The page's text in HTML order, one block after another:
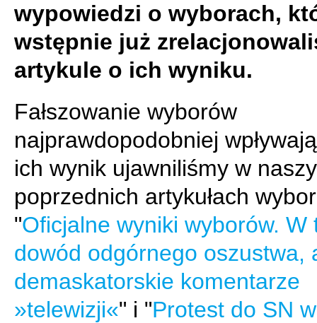
wypowiedzi o wyborach,
wstępnie już
artykule o ich wyniku.
Fałszowanie wyborów
najprawdopodobniej
ich wynik ujawniliśmy w
poprzednich artykułach
"Oficjalne wyniki wyborów. W
dowód odgórnego oszustwa,
demaskatorskie komentarze
»telewizji«" i "Protest do SN